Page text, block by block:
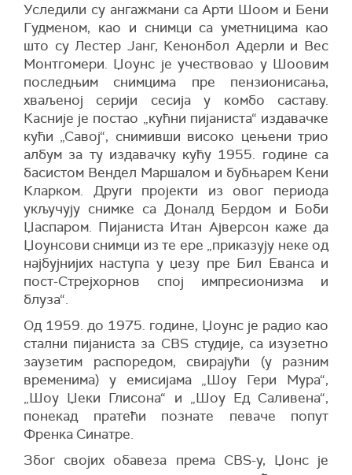
Уследили су ангажмани са Арти Шоом и Бени
Гудменом, као и снимци са уметницима као
што су Лестер Јанг, Кенонбол Адерли и Вес
Монтгомери. Џоунс је учествовао у Шоовим
последњим снимцима пре пензионисања,
хваљеној серији сесија у комбо саставу.
Касније је постао „кућни пијаниста“ издавачке
кући „Савој“, снимивши високо цењени трио
албум за ту издавачку кућу 1955. године са
басистом Вендел Маршалом и бубњарем Кени
Кларком. Други пројекти из овог периода
укључују снимке са Доналд Бердом и Боби
Џаспаром. Пијаниста Итан Ајверсон каже да
Џоунсови снимци из те ере „приказују неке од
најбујнијих наступа у џезу пре Бил Еванса и
пост-Стрејхорнов спој импресионизма и
блуза“.
Од 1959. до 1975. године, Џоунс је радио као
стални пијаниста за CBS студије, са изузетно
заузетим распоредом, свирајући (у разним
временима) у емисијама „Шоу Гери Мура“,
„Шоу Џеки Глисона“ и „Шоу Ед Саливена“,
понекад пратећи познате певаче попут
Френка Синатре.
Због својих обавеза према CBS-у, Џонс је